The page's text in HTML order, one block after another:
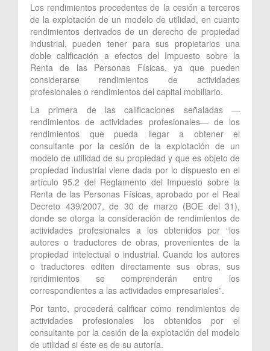
Los rendimientos procedentes de la cesión a terceros
de la explotación de un modelo de utilidad, en cuanto
rendimientos derivados de un derecho de propiedad
industrial, pueden tener para sus propietarios una
doble calificación a efectos del Impuesto sobre la
Renta de las Personas Físicas, ya que pueden
considerarse rendimientos de actividades
profesionales o rendimientos del capital mobiliario.
La primera de las calificaciones señaladas —
rendimientos de actividades profesionales— de los
rendimientos que pueda llegar a obtener el
consultante por la cesión de la explotación de un
modelo de utilidad de su propiedad y que es objeto de
propiedad industrial viene dada por lo dispuesto en el
artículo 95.2 del Reglamento del Impuesto sobre la
Renta de las Personas Físicas, aprobado por el Real
Decreto 439/2007, de 30 de marzo (BOE del 31),
donde se otorga la consideración de rendimientos de
actividades profesionales a los obtenidos por “los
autores o traductores de obras, provenientes de la
propiedad intelectual o industrial. Cuando los autores
o traductores editen directamente sus obras, sus
rendimientos se comprenderán entre los
correspondientes a las actividades empresariales”.
Por tanto, procederá calificar como rendimientos de
actividades profesionales los obtenidos por el
consultante por la cesión de la explotación del modelo
de utilidad si éste es de su autoría.